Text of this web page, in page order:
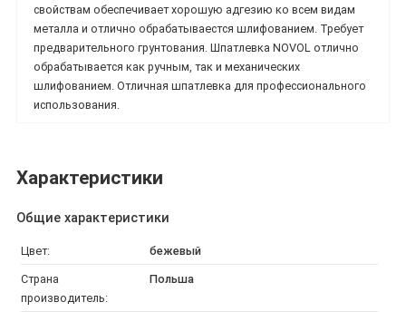
свойствам обеспечивает хорошую адгезию ко всем видам
металла и отлично обрабатываестся шлифованием. Требует
предварительного грунтования. Шпатлевка NOVOL отлично
обрабатывается как ручным, так и механических
шлифованием. Отличная шпатлевка для профессионального
использования.
Характеристики
Общие характеристики
Цвет: бежевый
Страна
производитель:
Польша